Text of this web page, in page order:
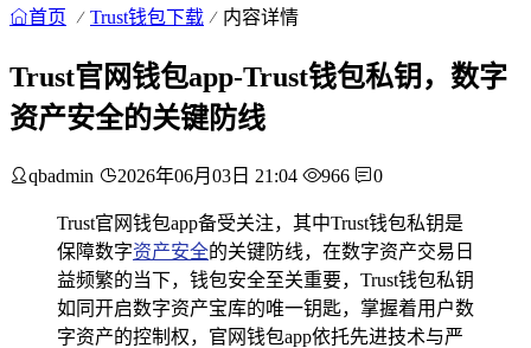
首页 Trust钱包下载 内容详情
Trust官网钱包app-Trust钱包私钥，数字
资产安全的关键防线
qbadmin 2026年06月03日 21:04 966 0
Trust官网钱包app备受关注，其中Trust钱包私钥是
保障数字资产安全的关键防线，在数字资产交易日
益频繁的当下，钱包安全至关重要，Trust钱包私钥
如同开启数字资产宝库的唯一钥匙，掌握着用户数
字资产的控制权，官网钱包app依托先进技术与严